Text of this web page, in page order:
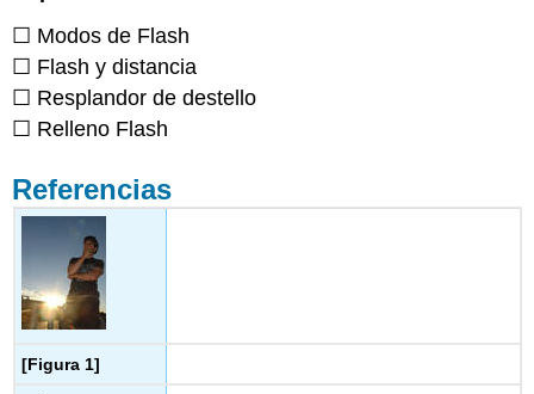
☐ Modos de Flash
☐ Flash y distancia
☐ Resplandor de destello
☐ Relleno Flash
Referencias
[Figura 1]